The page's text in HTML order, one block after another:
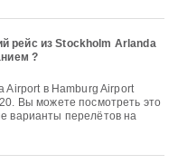
рейс из Stockholm Arlanda
?
Вы можете посмотреть это
варианты перелётов на